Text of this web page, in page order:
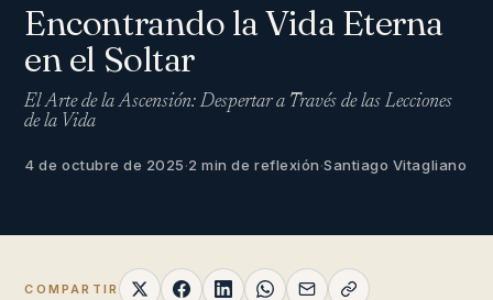
Encontrando la Vida Eterna
en el Soltar
El Arte de la Ascensión: Despertar a Través de las Lecciones
de la Vida
4 de octubre de 2025·2 min de reflexión·Santiago Vitagliano
COMPARTIR